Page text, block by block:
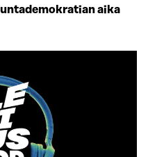
aika